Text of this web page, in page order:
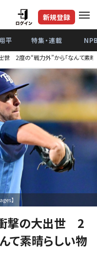
新規登録
平 特集・連載
2度の“戦力外”から「なんて素晴
】
撃の大出世 2
て素晴らしい物